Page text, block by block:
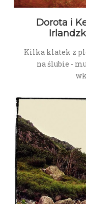
Dorota i
Kilka klatek z
na ślubie -